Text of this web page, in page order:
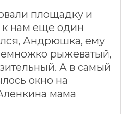
площадку и
нам еще один
Андрюшка, ему
рыжеватый,
А в самый
окно на
мама